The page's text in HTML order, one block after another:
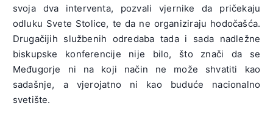
svoja dva interventa, pozvali vjernike da pričekaju
odluku Svete Stolice, te da ne organiziraju hodočašća.
Drugačijih službenih odredaba tada i sada nadležne
biskupske konferencije nije bilo, što znači da se
Međugorje ni na koji način ne može shvatiti kao
sadašnje, a vjerojatno ni kao buduće nacionalno
svetište.